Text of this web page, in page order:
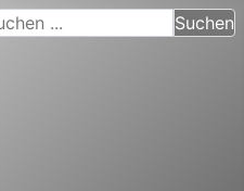
... Suchen